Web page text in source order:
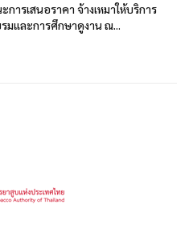
ารเสนอราคา จ้างเหมาให้บริการ
มและการศึกษาดูงาน ณ...